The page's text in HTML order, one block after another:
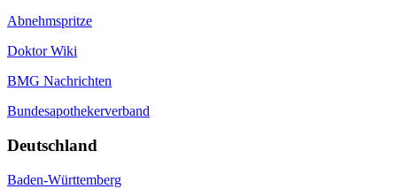
Abnehmspritze
Doktor Wiki
BMG Nachrichten
Bundesapothekerverband
Deutschland
Baden-Württemberg